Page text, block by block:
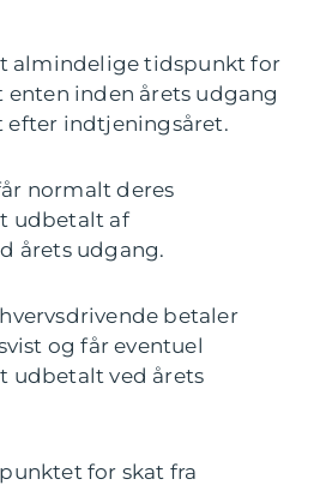
almindelige tidspunkt for
inden årets udgang
efter indtjeningsåret.
normalt deres
udbetalt af
årets udgang.
betaler
og får eventuel
udbetalt ved årets
for skat fra